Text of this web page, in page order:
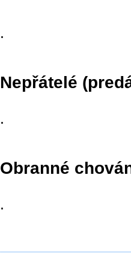
.
Nepřátelé
.
Obranné
.